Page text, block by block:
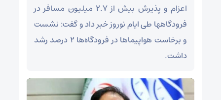
اعزام و پذیرش بیش از ۲.۷ میلیون مسافر در
فرودگاهها طی ایام نوروز خبر داد و گفت: نشست
و برخاست هواپیماها در فرودگاه‌ها ۲ درصد رشد
داشت.